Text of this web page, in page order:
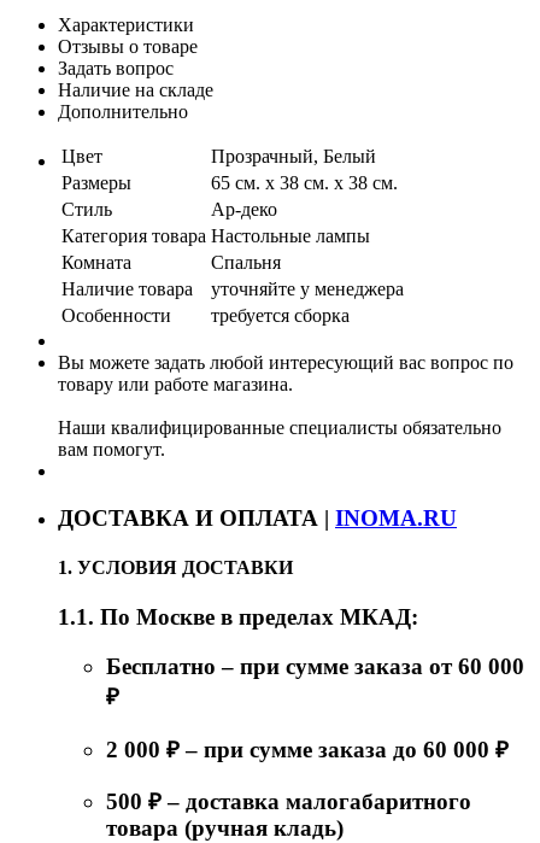
Характеристики
Отзывы о товаре
Задать вопрос
Наличие на складе
Дополнительно
Цвет
Прозрачный, Белый
Размеры
65 см. x 38 см. x 38 см.
Стиль
Ар-деко
Категория товара Настольные лампы
Комната
Спальня
Наличие товара
уточняйте у менеджера
Особенности
требуется сборка
Вы можете задать любой интересующий вас вопрос по
товару или работе магазина.
Наши квалифицированные специалисты обязательно
вам помогут.
ДОСТАВКА И ОПЛАТА | INOMA.RU
1. УСЛОВИЯ ДОСТАВКИ
1.1. По Москве в пределах МКАД:
Бесплатно – при сумме заказа от 60 000
₽
2 000 ₽ – при сумме заказа до 60 000 ₽
500 ₽ – доставка малогабаритного
товара (ручная кладь)